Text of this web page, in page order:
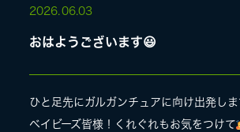
BIOGRAPHY
DISCOGRAPHY
2026. 06.03
おはようございます😃
ひと足先にガルガンチュアに向け出発しま
ベイビーズ皆様！くれぐれもお気をつけて